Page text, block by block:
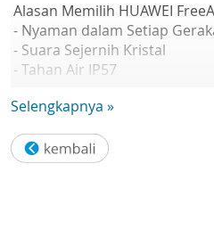
Alasan Memilih HUAWEI
- Nyaman dalam Setiap
- Suara Sejernih Kristal
- Tahan Air IP57
- Isi baterai dalam 10 menit
- Kompatibel dengan iOS &
Selengkapnya »